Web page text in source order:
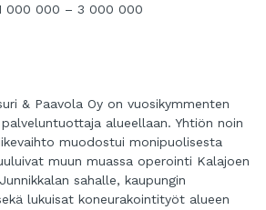
000 000 – 3 000 000
& Paavola Oy on vuosikymmenten
alueellaan. Yhtiön noin
muodostui monipuolisesta
muun muassa operointi Kalajoen
sahalle, kaupungin
lukuisat koneurakointityöt alueen